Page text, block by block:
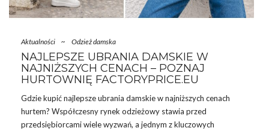
Aktualności ~ Odzież damska
NAJLEPSZE UBRANIA DAMSKIE W
NAJNIŻSZYCH CENACH – POZNAJ
HURTOWNIĘ FACTORYPRICE.EU
Gdzie kupić najlepsze ubrania damskie w najniższych cenach
hurtem? Współczesny rynek odzieżowy stawia przed
przedsiębiorcami wiele wyzwań, a jednym z kluczowych